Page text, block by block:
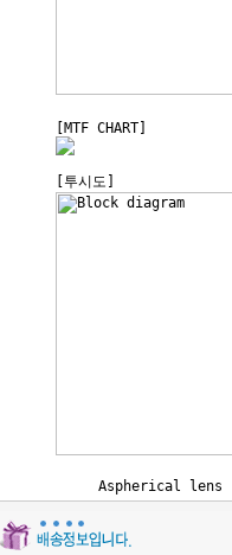
[MTF CHART]
[투시도]
Aspherical lens